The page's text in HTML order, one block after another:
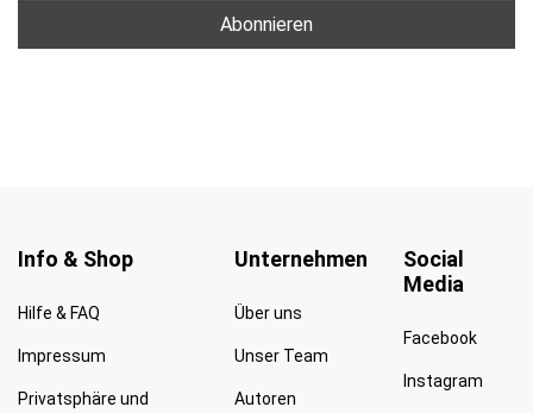
Info & Shop
Hilfe & FAQ
Impressum
Privatsphäre und
Unternehmen
Über uns
Unser Team
Autoren
Social
Media
Facebook
Instagram